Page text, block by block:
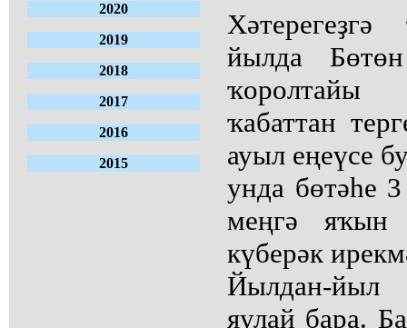
2020
2019
2018
2017
2016
2015
йылда
ҡоролтайы
ҡабаттан
ауыл еңеүсе
унда бөтәһе
меңгә яҡын
күберәк
Йылдан-йыл
яулай бара.